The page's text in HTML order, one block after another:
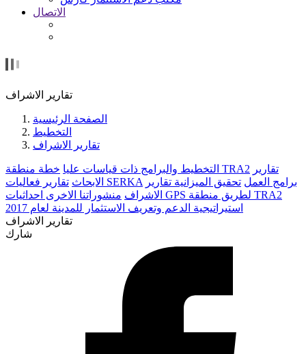
الاتصال
تقارير الاشراف
الصفحة الرئيسية
التخطيط
تقارير الاشراف
التخطيط والبرامج ذات قياسات عليا خطة منطقة TRA2 تقارير
الابحاث تقارير فعاليات SERKA برامج العمل تحقيق الميزانية تقارير
الاشراف منشوراتنا الاخرى
احداثيات GPS لطريق منطقة TRA2
استيراتيجية الدعم وتعريف الاستثمار للمدينة لعام 2017
تقارير الاشراف
شارك